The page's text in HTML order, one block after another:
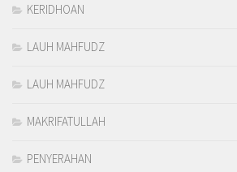
KERIDHOAN
LAUH MAHFUDZ
LAUH MAHFUDZ
MAKRIFATULLAH
PENYERAHAN